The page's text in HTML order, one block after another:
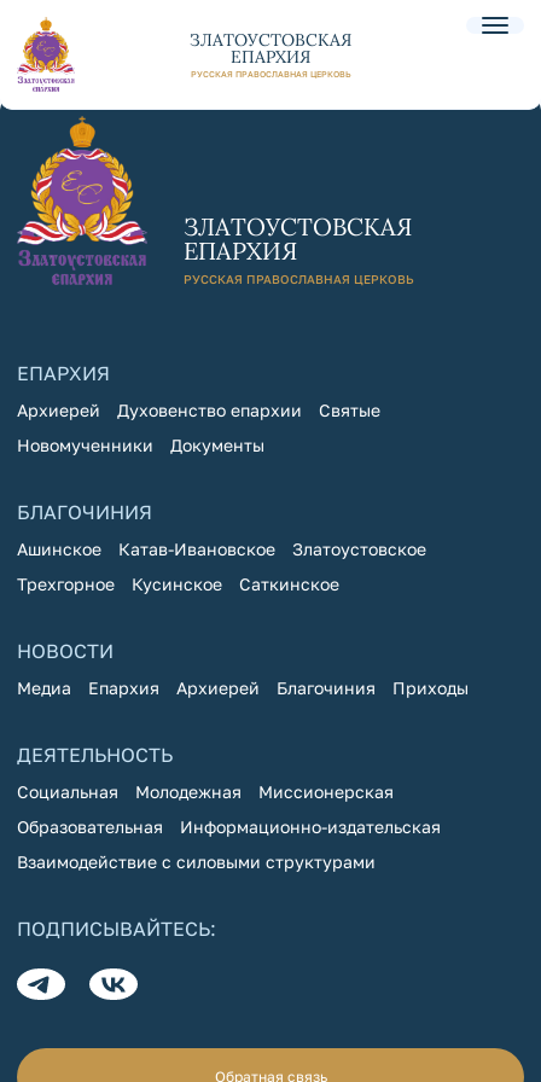
ЗЛАТОУСТОВСКАЯ
ЕПАРХИЯ
РУССКАЯ ПРАВОСЛАВНАЯ ЦЕРКОВЬ
ЗЛАТОУСТОВСКАЯ
ЕПАРХИЯ
РУССКАЯ ПРАВОСЛАВНАЯ ЦЕРКОВЬ
ЕПАРХИЯ
Архиерей Духовенство епархии
Святые
Новомученники
Документы
БЛАГОЧИНИЯ
Ашинское Катав-Ивановское
Златоустовское
Трехгорное
Кусинское Саткинское
НОВОСТИ
Медиа Епархия Архиерей Благочиния Приходы
ДЕЯТЕЛЬНОСТЬ
Социальная Молодежная
Миссионерская
Образовательная
Информационно-издательская
Взаимодействие с силовыми структурами
ПОДПИСЫВАЙТЕСЬ:
Обратная связь